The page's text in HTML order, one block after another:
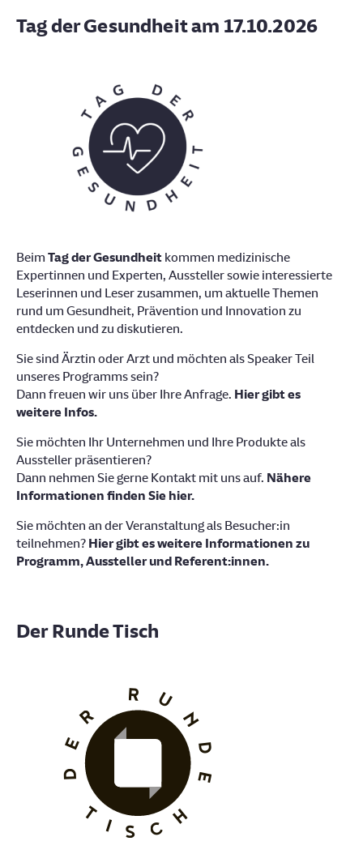
Tag der Gesundheit am 17.10.2026
Beim Tag der Gesundheit kommen medizinische
Expertinnen und Experten, Aussteller sowie interessierte
Leserinnen und Leser zusammen, um aktuelle Themen
rund um Gesundheit, Prävention und Innovation zu
entdecken und zu diskutieren.
Sie sind Ärztin oder Arzt und möchten als Speaker Teil
unseres Programms sein?
Dann freuen wir uns über Ihre Anfrage. Hier gibt es
weitere Infos.
Sie möchten Ihr Unternehmen und Ihre Produkte als
Aussteller präsentieren?
Dann nehmen Sie gerne Kontakt mit uns auf. Nähere
Informationen finden Sie hier.
Sie möchten an der Veranstaltung als Besucher:in
teilnehmen? Hier gibt es weitere Informationen zu
Programm, Aussteller und Referent:innen.
Der Runde Tisch